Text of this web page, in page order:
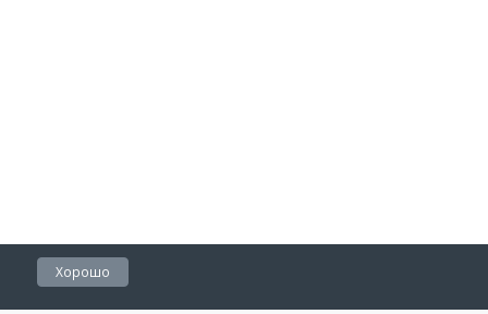
Хорошо